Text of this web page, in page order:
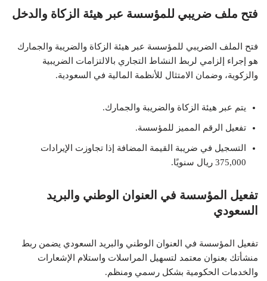
فتح ملف ضريبي للمؤسسة عبر هيئة الزكاة والدخل
فتح الملف الضريبي للمؤسسة عبر هيئة الزكاة والضريبة والجمارك
هو إجراء إلزامي لربط النشاط التجاري بالالتزامات الضريبية
والزكوية، وضمان الامتثال للأنظمة المالية في السعودية.
يتم عبر هيئة الزكاة والضريبة والجمارك.
تفعيل الرقم المميز للمؤسسة.
التسجيل في ضريبة القيمة المضافة إذا تجاوزت الإيرادات
375,000 ريال سنويًا.
تفعيل المؤسسة في العنوان الوطني والبريد
السعودي
تفعيل المؤسسة في العنوان الوطني والبريد السعودي يضمن ربط
منشأتك بعنوان معتمد لتسهيل المراسلات واستلام الإشعارات
والخدمات الحكومية بشكل رسمي ومنظم.